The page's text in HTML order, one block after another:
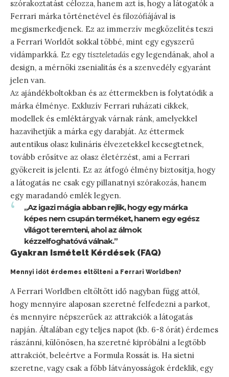
szórakoztatást célozza, hanem azt is, hogy a látogatók a
Ferrari márka történetével és filozófiájával is
megismerkedjenek. Ez az immerzív megközelítés teszi
a Ferrari Worldöt sokkal többé, mint egy egyszerű
vidámparkká. Ez egy tiszteletadás egy legendának, ahol a
design, a mérnöki zsenialitás és a szenvedély egyaránt
jelen van.
Az ajándékboltokban és az éttermekben is folytatódik a
márka élménye. Exkluzív Ferrari ruházati cikkek,
modellek és emléktárgyak várnak ránk, amelyekkel
hazavihetjük a márka egy darabját. Az éttermek
autentikus olasz kulináris élvezetekkel kecsegtetnek,
tovább erősítve az olasz életérzést, ami a Ferrari
gyökereit is jelenti. Ez az átfogó élmény biztosítja, hogy
a látogatás ne csak egy pillanatnyi szórakozás, hanem
egy maradandó emlék legyen.
„Az igazi mágia abban rejlik, hogy egy márka
képes nem csupán terméket, hanem egy egész
világot teremteni, ahol az álmok
kézzelfoghatóvá válnak.”
Gyakran Ismételt Kérdések (FAQ)
Mennyi időt érdemes eltölteni a Ferrari Worldben?
A Ferrari Worldben eltöltött idő nagyban függ attól,
hogy mennyire alaposan szeretné felfedezni a parkot,
és mennyire népszerűek az attrakciók a látogatás
napján. Általában egy teljes napot (kb. 6-8 órát) érdemes
rászánni, különösen, ha szeretné kipróbálni a legtöbb
attrakciót, beleértve a Formula Rossát is. Ha sietni
szeretne, vagy csak a főbb látványosságok érdeklik, egy